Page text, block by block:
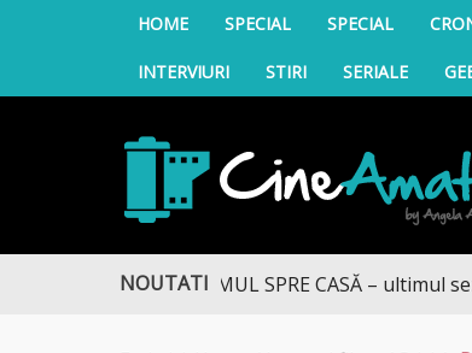
HOME SPECIAL SPECIAL
INTERVIURI STIRI SERIALE
CineAmator
NOUTATI
DRUMUL SPRE CASĂ – ultimul sezon te